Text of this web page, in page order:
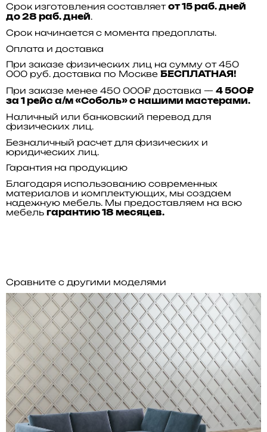
Срок изготовления составляет от 15 раб. дней
до 28 раб. дней.
Срок начинается с момента предоплаты.
Оплата и доставка
При заказе физических лиц на сумму от 450
000 руб. доставка по Москве БЕСПЛАТНАЯ!
При заказе менее 450 000₽ доставка — 4 500₽
за 1 рейс а/м «Соболь» с нашими мастерами.
Наличный или банковский перевод для
физических лиц.
Безналичный расчет для физических и
юридических лиц.
Гарантия на продукцию
Благодаря использованию современных
материалов и комплектующих, мы создаем
надежную мебель. Мы предоставляем на всю
мебель гарантию 18 месяцев.
Сравните с другими моделями